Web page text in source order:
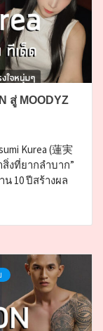
สู่ MOODYZ
Kurea (蓮実
งที่ยากลำบาก”
น 10 ปีสร้างผล